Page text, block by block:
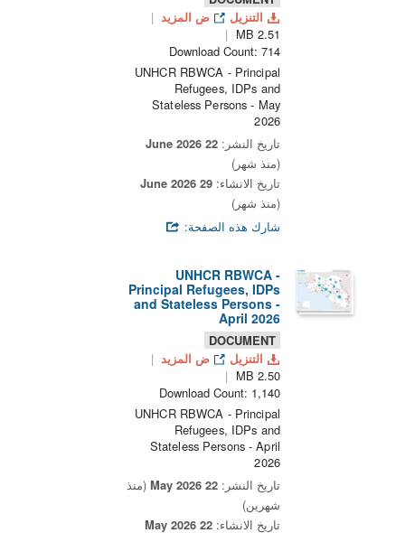
التنزيل
ض المزيد
2.51 MB
Download Count: 714
UNHCR RBWCA - Principal
Refugees, IDPs and
Stateless Persons - May
2026
تاريخ النشر: 22 June 2026
(منذ شهر)
تاريخ الانشاء: 29 June 2026
(منذ شهر)
شارك هذه الصفحة:
UNHCR RBWCA -
Principal Refugees, IDPs
and Stateless Persons -
April 2026
DOCUMENT
التنزيل
ض المزيد
2.50 MB
Download Count: 1,140
UNHCR RBWCA - Principal
Refugees, IDPs and
Stateless Persons - April
2026
تاريخ النشر: 22 May 2026
(منذ
شهرين)
تاريخ الانشاء: 22 May 2026